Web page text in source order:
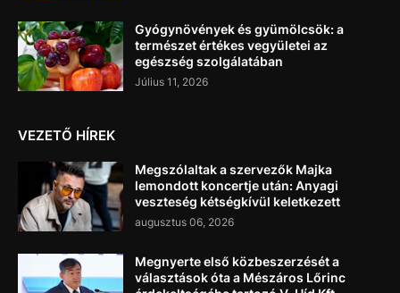
Gyógynövények és gyümölcsök: a
természet értékes vegyületei az
egészség szolgálatában
Július 11, 2026
VEZETŐ HÍREK
Megszólaltak a szervezők Majka
lemondott koncertje után: Anyagi
veszteség kétségkívül keletkezett
augusztus 06, 2026
Megnyerte első közbeszerzését a
választások óta a Mészáros Lőrinc